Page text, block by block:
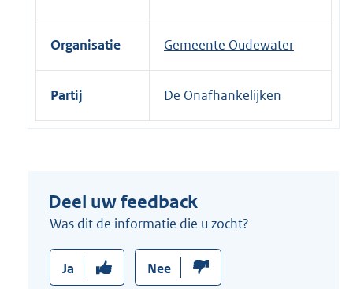
Organisatie Gemeente Oudewater
Partij De Onafhankelijken
Deel uw feedback
Was dit de informatie die u zocht?
Ja Nee